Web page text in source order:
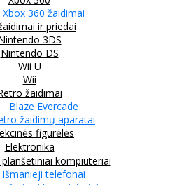
Xbox 360 žaidimai
ir priedai
3DS
Nintendo DS
Wii U
Wii
žaidimai
Blaze Evercade
žaidimų aparatai
figūrėlės
Elektronika
kompiuteriai
Išmanieji telefonai